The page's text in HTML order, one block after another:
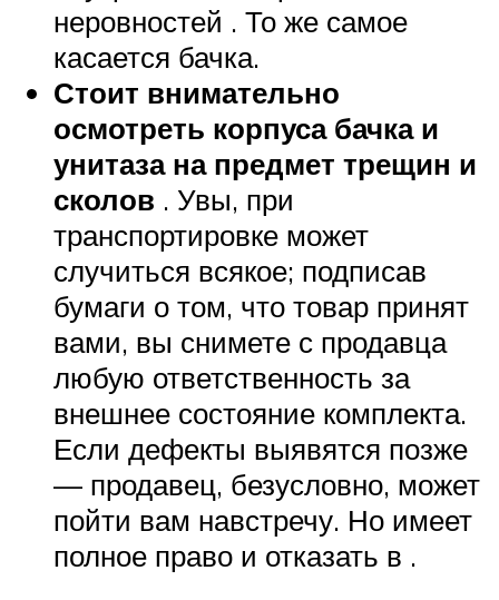
неровностей . То же самое
касается бачка.
Стоит внимательно
осмотреть корпуса бачка и
унитаза на предмет трещин и
сколов . Увы, при
транспортировке может
случиться всякое; подписав
бумаги о том, что товар принят
вами, вы снимете с продавца
любую ответственность за
внешнее состояние комплекта.
Если дефекты выявятся позже
— продавец, безусловно, может
пойти вам навстречу. Но имеет
полное право и отказать в .